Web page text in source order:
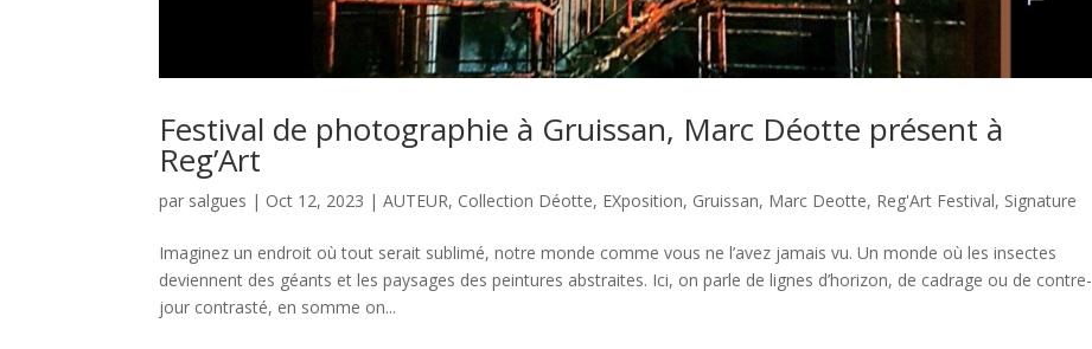
Festival de photographie à Gruissan, Marc Déotte présent à
Reg’Art
par salgues | Oct 12, 2023 |AUTEUR, Collection Déotte, EXposition, Gruissan, Marc Deotte, Reg'Art Festival, Signature
Imaginez un endroit où tout serait sublimé, notre monde comme vous ne l’avez jamais vu. Un monde où les insectes
deviennent des géants et les paysages des peintures abstraites. Ici, on parle de lignes d’horizon, de cadrage ou de contre-
jour contrasté, en somme on...